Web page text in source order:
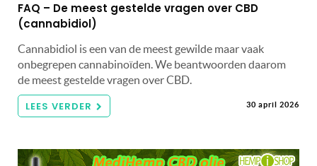
FAQ – De meest gestelde vragen over CBD
(cannabidiol)
Cannabidiol is een van de meest gewilde maar vaak
onbegrepen cannabinoïden. We beantwoorden daarom
de meest gestelde vragen over CBD.
LEES VERDER 30 april 2026